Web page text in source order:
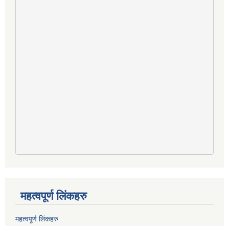
महत्वपूर्ण लिंकहरु
महत्वपूर्ण लिंकहरु